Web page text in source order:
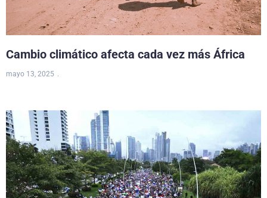
Cambio climático afecta cada vez más África
mayo 13, 2025